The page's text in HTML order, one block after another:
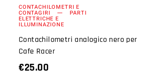
CONTACHILOMETRI E
CONTAGIRI PARTI
ELETTRICHE E
ILLUMINAZIONE
Contachilometri analogico nero per
Cafe Racer
€25.00